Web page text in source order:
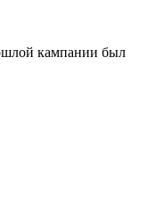
кампании был